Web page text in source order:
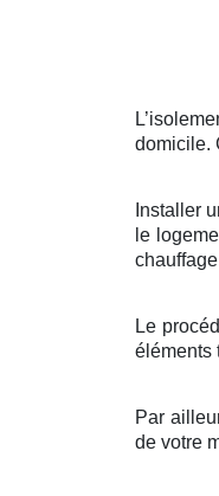
domicile.
Installer
le
chauffage
Le
éléments
Par
de votre